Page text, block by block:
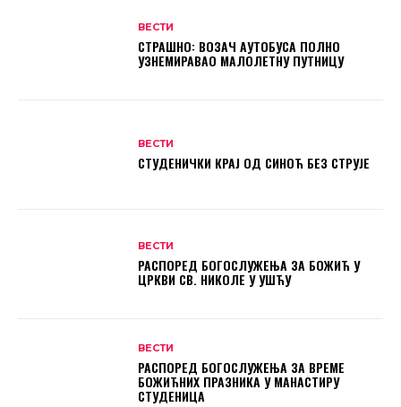
ВЕСТИ
СТРАШНО: ВОЗАЧ АУТОБУСА ПОЛНО
УЗНЕМИРАВАО МАЛОЛЕТНУ ПУТНИЦУ
ВЕСТИ
СТУДЕНИЧКИ КРАЈ ОД СИНОЋ БЕЗ СТРУЈЕ
ВЕСТИ
РАСПОРЕД БОГОСЛУЖЕЊА ЗА БОЖИЋ У
ЦРКВИ СВ. НИКОЛЕ У УШЋУ
ВЕСТИ
РАСПОРЕД БОГОСЛУЖЕЊА ЗА ВРЕМЕ
БОЖИЋНИХ ПРАЗНИКА У МАНАСТИРУ
СТУДЕНИЦА